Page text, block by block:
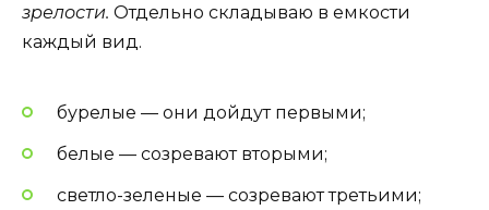
зрелости. Отдельно складываю в емкости
каждый вид.
бурелые — они дойдут первыми;
белые — созревают вторыми;
светло-зеленые — созревают третьими;